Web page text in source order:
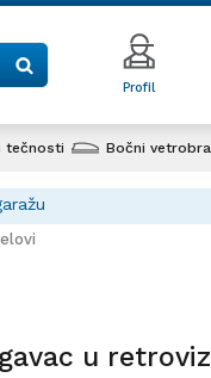
Profil
tečnosti Bočni
u